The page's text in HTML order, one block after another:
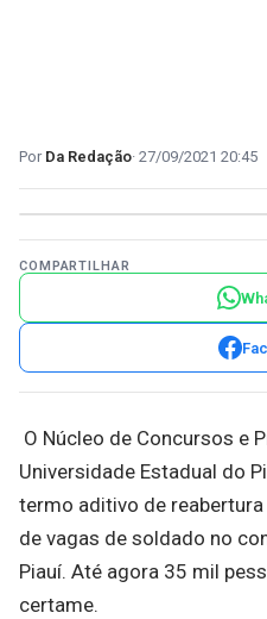
Da Redação 27/09/2021 20:45
COMPARTILHAR
O Núcleo de Concursos e
Universidade Estadual do
termo aditivo de
de vagas de soldado no
Piauí. Até agora 35 mil
certame.